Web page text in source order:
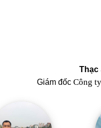
Thạc
Giám đốc Công